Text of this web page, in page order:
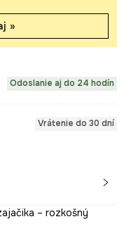
»
Odoslanie aj do 24 hodín
Vrátenie do 30 dní
– rozkošný